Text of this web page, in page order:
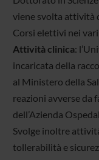
viene svolta attività
Corsi elettivi nei
Attività clinica:
incaricata della
al Ministero della
reazioni avverse da
dell’Azienda
Svolge inoltre
tollerabilità e